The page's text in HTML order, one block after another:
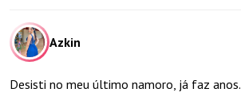
Azkin
Desisti no meu último namoro, já faz anos.